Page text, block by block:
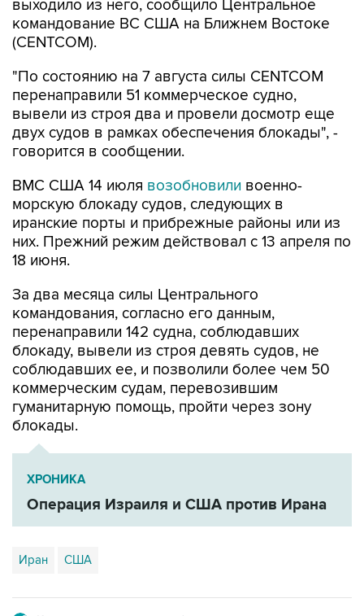
выходило из него, сообщило Центральное
командование ВС США на Ближнем Востоке
(CENTCOM).
"По состоянию на 7 августа силы CENTCOM
перенаправили 51 коммерческое судно,
вывели из строя два и провели досмотр еще
двух судов в рамках обеспечения блокады", -
говорится в сообщении.
ВМС США 14 июля возобновили военно-
морскую блокаду судов, следующих в
иранские порты и прибрежные районы или из
них. Прежний режим действовал с 13 апреля по
18 июня.
За два месяца силы Центрального
командования, согласно его данным,
перенаправили 142 судна, соблюдавших
блокаду, вывели из строя девять судов, не
соблюдавших ее, и позволили более чем 50
коммерческим судам, перевозившим
гуманитарную помощь, пройти через зону
блокады.
ХРОНИКА
Операция Израиля и США против Ирана
Иран США